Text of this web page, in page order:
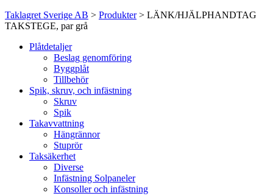
Taklagret Sverige AB > Produkter> LÄNK/HJÄLPHANDTAG
TAKSTEGE, par grå
Plåtdetaljer
Beslag genomföring
Byggplåt
Tillbehör
Spik, skruv, och infästning
Skruv
Spik
Takavvattning
Hängrännor
Stuprör
Taksäkerhet
Diverse
Infästning Solpaneler
Konsoller och infästning